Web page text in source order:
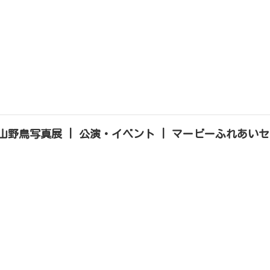
野鳥写真展 | 公演・イベント | マービーふれあい